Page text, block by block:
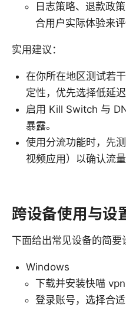
日志策略、退款政
合用户实际体验来评
实用建议：
在你所在地区测试若
定性，优先选择低延
启用 Kill Switch 与
暴露。
使用分流功能时，先
视频应用）以确认流
跨设备使用与设
下面给出常见设备的简要
Windows
下载并安装快喵
登录账号，选择合